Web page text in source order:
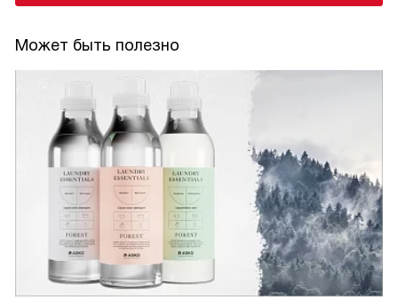
Может быть полезно